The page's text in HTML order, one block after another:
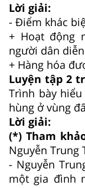
Lời giải:
- Điểm khác
+ Hoạt động
người dân
+ Hàng hóa
Luyện tập 2
Trình bày
hùng ở vùng
Lời giải:
(*) Tham
Nguyễn Trung
- Nguyễn
một gia đình